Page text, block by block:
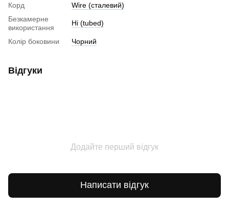
Корд
Wire (cталевий)
Безкамерне
використання
Ні (tubed)
Колір боковини Чорний
Відгуки
Додайте перший відгук
Написати відгук